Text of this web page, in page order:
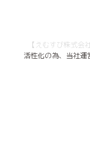
【えむすび株式会
活性化の為、当社